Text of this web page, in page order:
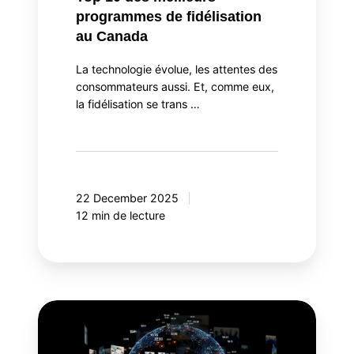
programmes de fidélisation
au Canada
La technologie évolue, les attentes des
consommateurs aussi. Et, comme eux,
la fidélisation se trans …
22 December 2025
12 min de lecture
Meta
Andromeda: